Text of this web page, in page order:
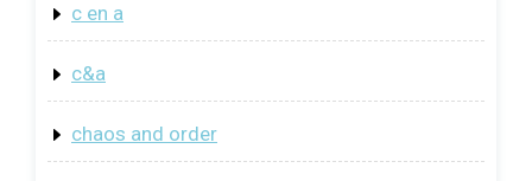
c en a
c&a
chaos and order